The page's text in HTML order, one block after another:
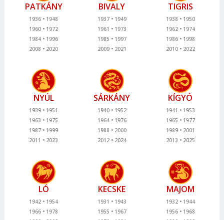
PATKÁNY
1936
1948
1960
1972
1984
1996
2008
2020
BIVALY
1937
1949
1961
1973
1985
1997
2009
2021
TIGRIS
1938
1950
1962
1974
1986
1998
2010
2022
NYÚL
1939
1951
1963
1975
1987
1999
2011
2023
SÁRKÁNY
1940
1952
1964
1976
1988
2000
2012
2024
KÍGYÓ
1941
1953
1965
1977
1989
2001
2013
2025
LÓ
1942
1954
1966
1978
KECSKE
1931
1943
1955
1967
MAJOM
1932
1944
1956
1968